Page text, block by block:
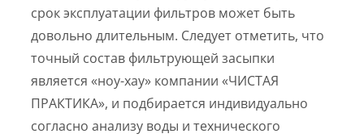
срок эксплуатации фильтров может быть
довольно длительным. Следует отметить, что
точный состав фильтрующей засыпки
является «ноу-хау» компании «ЧИСТАЯ
ПРАКТИКА», и подбирается индивидуально
согласно анализу воды и технического